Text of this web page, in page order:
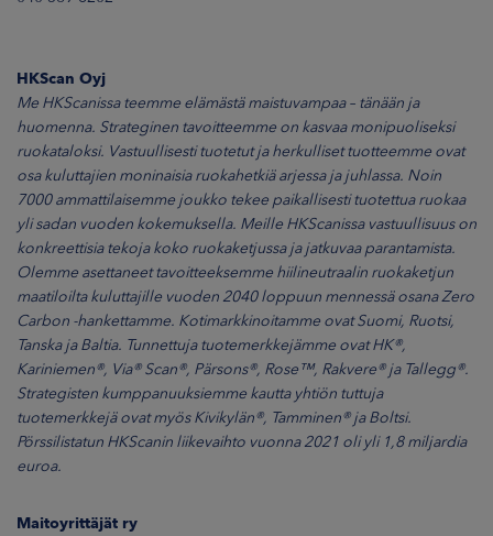
HKScan Oyj
Me HKScanissa teemme elämästä maistuvampaa – tänään ja
huomenna. Strateginen tavoitteemme on kasvaa monipuoliseksi
ruokataloksi. Vastuullisesti tuotetut ja herkulliset tuotteemme ovat
osa kuluttajien moninaisia ruokahetkiä arjessa ja juhlassa. Noin
7000 ammattilaisemme joukko tekee paikallisesti tuotettua ruokaa
yli sadan vuoden kokemuksella. Meille HKScanissa vastuullisuus on
konkreettisia tekoja koko ruokaketjussa ja jatkuvaa parantamista.
Olemme asettaneet tavoitteeksemme hiilineutraalin ruokaketjun
maatiloilta kuluttajille vuoden 2040 loppuun mennessä osana Zero
Carbon -hankettamme. Kotimarkkinoitamme ovat Suomi, Ruotsi,
Tanska ja Baltia. Tunnettuja tuotemerkkejämme ovat HK®,
Kariniemen®, Via® Scan®, Pärsons®, Rose™, Rakvere® ja Tallegg®.
Strategisten kumppanuuksiemme kautta yhtiön tuttuja
tuotemerkkejä ovat myös Kivikylän®, Tamminen® ja Boltsi.
Pörssilistatun HKScanin liikevaihto vuonna 2021 oli yli 1,8 miljardia
euroa.
Maitoyrittäjät ry